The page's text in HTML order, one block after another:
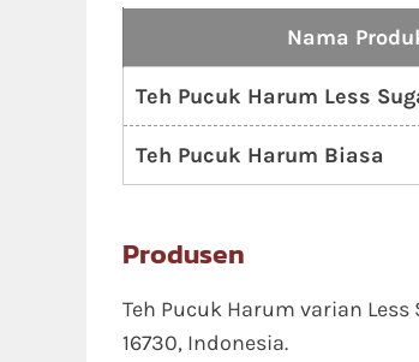
Nama
Teh Pucuk Harum Less
Teh Pucuk Harum Biasa
Produsen
Teh Pucuk Harum varian
16730, Indonesia.